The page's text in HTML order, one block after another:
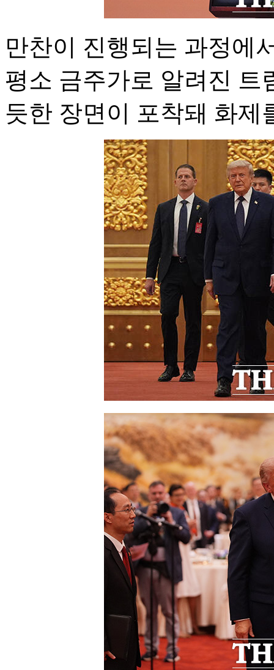
만찬이 진행되는 과정에
평소 금주가로 알려진 트
듯한 장면이 포착돼 화제